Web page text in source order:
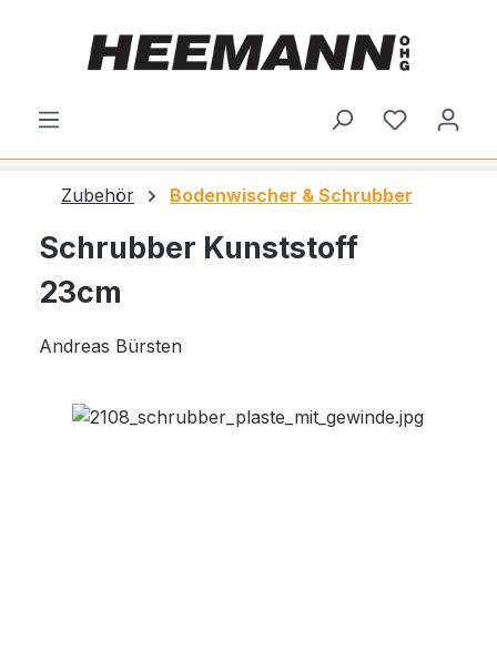
Du hast 0
Zubehör Bodenwischer & Schrubber
Schrubber Kunststoff
23cm
Andreas Bürsten
Bildergalerie überspringen